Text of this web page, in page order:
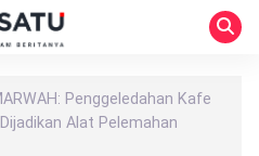
Penggeledahan Kafe
Alat Pelemahan